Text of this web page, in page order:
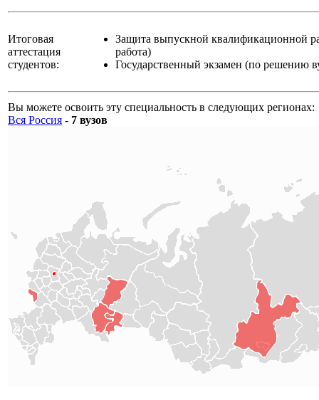
Итоговая
аттестация
студентов:
Защита выпускной квалификационной
работа)
Государственный экзамен (по решению
Вы можете освоить эту специальность в следующих регионах:
Вся Россия - 7 вузов